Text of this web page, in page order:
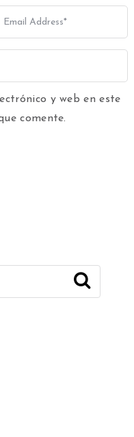
y web en este
comente.